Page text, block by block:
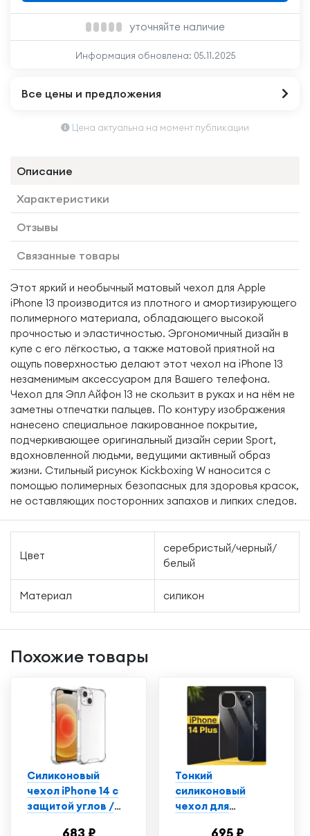
уточняйте наличие
Информация обновлена: 05.11.2025
Все цены и предложения
Цена актуальна на момент публикации
Описание
Характеристики
Отзывы
Связанные товары
Этот яркий и необычный матовый чехол для Apple
iPhone 13 производится из плотного и амортизирующего
полимерного материала, обладающего высокой
прочностью и эластичностью. Эргономичный дизайн в
купе с его лёгкостью, а также матовой приятной на
ощупь поверхностью делают этот чехол на iPhone 13
незаменимым аксессуаром для Вашего телефона.
Чехол для Эпл Айфон 13 не скользит в руках и на нём не
заметны отпечатки пальцев. По контуру изображения
нанесено специальное лакированное покрытие,
подчеркивающее оригинальный дизайн серии Sport,
вдохновленной людьми, ведущими активный образ
жизни. Стильный рисунок Kickboxing W наносится с
помощью полимерных безопасных для здоровья красок,
не оставляющих посторонних запахов и липких следов.
Цвет
серебристый/черный/
белый
Материал силикон
Похожие товары
Силиконовый
чехол iPhone 14 с
защитой углов /
Тонкий
силиконовый
чехол для